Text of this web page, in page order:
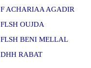
F ACHARIAA AGADIR
FLSH OUJDA
FLSH BENI MELLAL
DHH RABAT